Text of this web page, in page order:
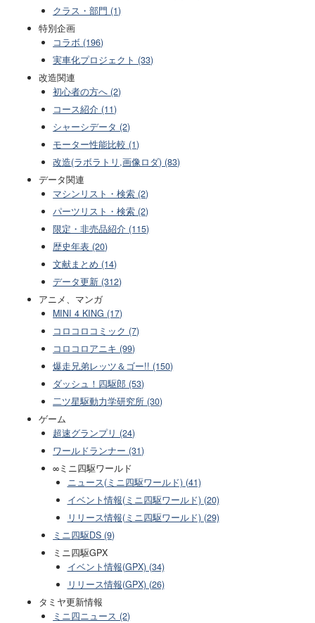
クラス・部門 (1)
特別企画
コラボ (196)
実車化プロジェクト (33)
改造関連
初心者の方へ (2)
コース紹介 (11)
シャーシデータ (2)
モーター性能比較 (1)
改造(ラボラトリ,画像ロダ) (83)
データ関連
マシンリスト・検索 (2)
パーツリスト・検索 (2)
限定・非売品紹介 (115)
歴史年表 (20)
文献まとめ (14)
データ更新 (312)
アニメ、マンガ
MINI 4 KING (17)
コロコロコミック (7)
コロコロアニキ (99)
爆走兄弟レッツ＆ゴー!! (150)
ダッシュ！四駆郎 (53)
二ツ星駆動力学研究所 (30)
ゲーム
超速グランプリ (24)
ワールドランナー (31)
∞ミニ四駆ワールド
ニュース(ミニ四駆ワールド) (41)
イベント情報(ミニ四駆ワールド) (20)
リリース情報(ミニ四駆ワールド) (29)
ミニ四駆DS (9)
ミニ四駆GPX
イベント情報(GPX) (34)
リリース情報(GPX) (26)
タミヤ更新情報
ミニ四ニュース (2)